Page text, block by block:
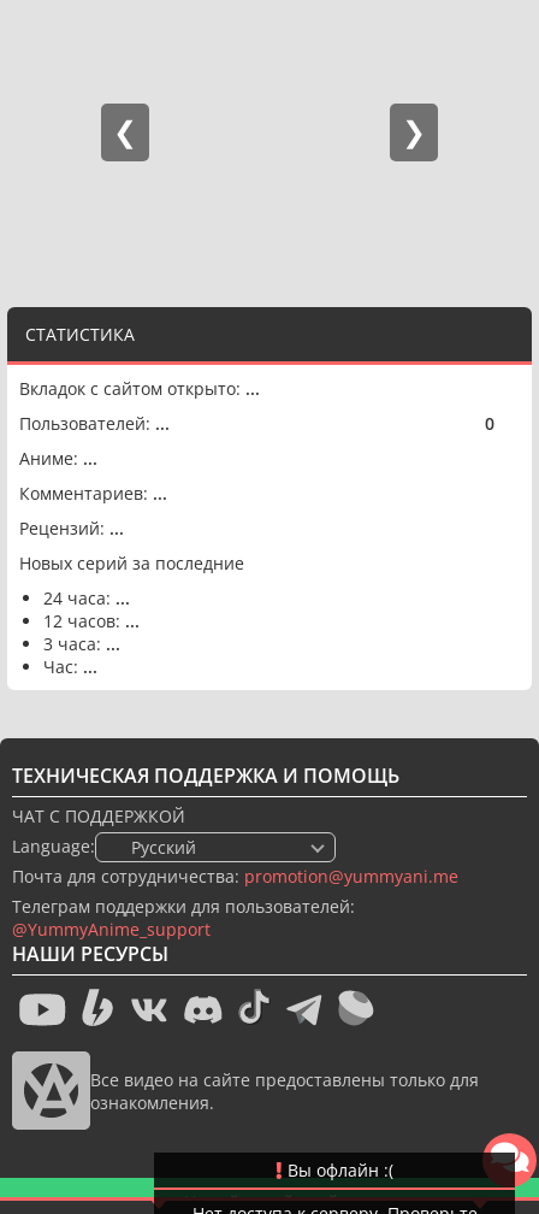
СТАТИСТИКА
Вкладок с сайтом открыто: ...
Пользователей: ... 0
Аниме: ...
Комментариев: ...
Рецензий: ...
Новых серий за последние
24 часа: ...
12 часов: ...
3 часа: ...
Час: ...
НАШИ РЕСУРСЫ
Все видео на сайте предоставлены только для
ознакомления.
ТЕХНИЧЕСКАЯ ПОДДЕРЖКА И ПОМОЩЬ
ЧАТ С ПОДДЕРЖКОЙ
Language:
🇷🇺 Русский
Почта для сотрудничества: promotion@yummyani.me
Телеграм поддержки для пользователей:
@YummyAnime_support
Новый дизайн сайта
Вы офлайн :(